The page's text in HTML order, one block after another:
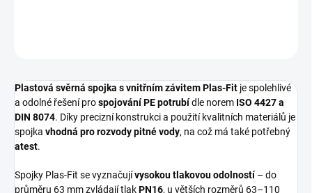
Plastová svěrná spojka s vnitřním závitem Plas-Fit je spolehlivé
a odolné řešení prospojování PE potrubídle norem ISO 4427 a
DIN 8074. Díky precizní konstrukci a použití kvalitních materiálů je
spojka vhodná pro rozvody pitné vody, na což má také potřebný
atest.
Spojky Plas-Fit se vyznačujívysokou tlakovou odolností– do
průměru 63 mm zvládají tlakPN16, u větších rozměrů 63–110